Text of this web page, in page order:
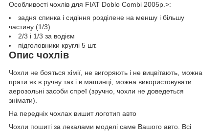
Особливості чохлів для FIAT Doblo Combi 2005р.>:
задня спинка і сидіння розділене на меншу і більшу
частину (1/3)
2/3 і 1/3 за водієм
підголовники круглі 5 шт.
Опис чохлів
Чохли не бояться хімії, не вигоряють і не вицвітають, можна
прати як в ручну так і в машинці, можна використовувати
аерозольні засоби спреї (зручно, чохли не доведеться
знімати).
На передніх чохлах вишит логотип авто
Чохли пошиті за лекалами моделі саме Вашого авто. Всі